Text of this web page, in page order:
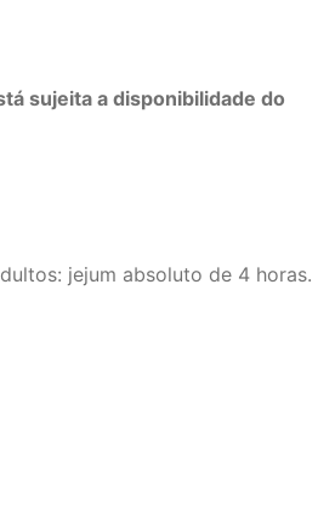
sujeita a disponibilidade do
jejum absoluto de 4 horas.